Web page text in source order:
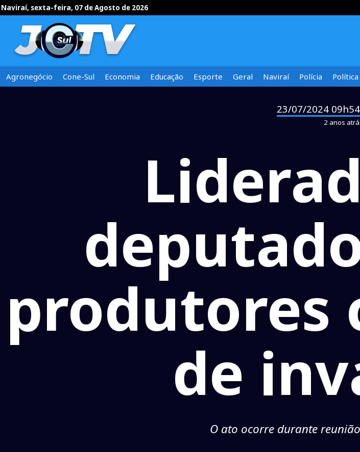
Naviraí, sexta-feira, 07 de Agosto de 2026
Agronegócio Cone-Sul Economia Educação Esporte Geral Naviraí Polícia Política
23/07/2024
2 anos
produtores
de
O ato ocorre durante